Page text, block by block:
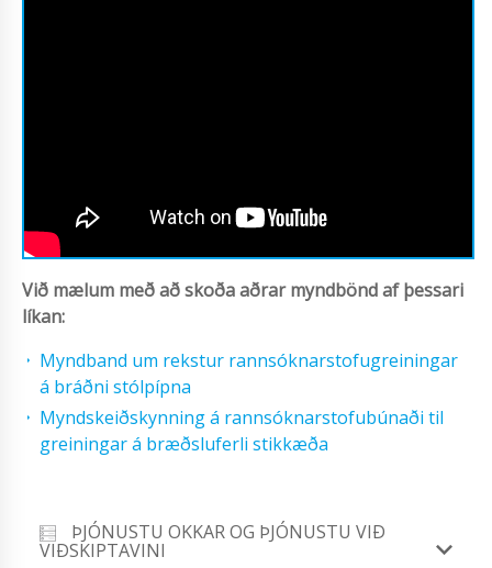
Við mælum með að skoða aðrar myndbönd af þessari
líkan:
Myndband um rekstur rannsóknarstofugreiningar
á bráðni stólpípna
Myndskeiðskynning á rannsóknarstofubúnaði til
greiningar á bræðsluferli stikkæða
ÞJÓNUSTU OKKAR OG ÞJÓNUSTU VIÐ
VIÐSKIPTAVINI